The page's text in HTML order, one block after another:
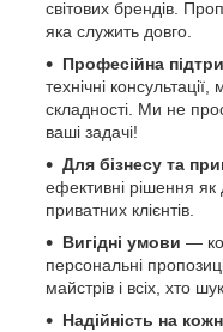
світових брендів.
яка служить довго.
Професійна
технічні
складності. Ми не
ваші задачі!
Для бізнесу та
ефективні рішення як
приватних клієнтів.
Вигідні умови —
персональні
майстрів і всіх, хто
Надійність на